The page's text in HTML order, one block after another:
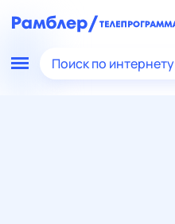
Поиск по интернету